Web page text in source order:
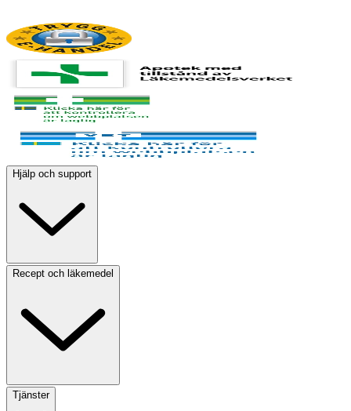
Hjälp och support
Recept och läkemedel
Tjänster